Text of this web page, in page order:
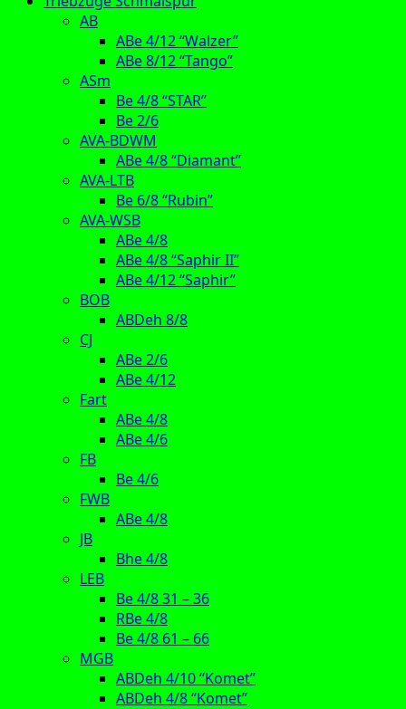
AB
ABe 4/12 “Walzer”
ABe 8/12 “Tango”
ASm
Be 4/8 “STAR”
Be 2/6
AVA-BDWM
ABe 4/8 “Diamant”
AVA-LTB
Be 6/8 “Rubin”
AVA-WSB
ABe 4/8
ABe 4/8 “Saphir II”
ABe 4/12 “Saphir”
BOB
ABDeh 8/8
CJ
ABe 2/6
ABe 4/12
Fart
ABe 4/8
ABe 4/6
FB
Be 4/6
FWB
ABe 4/8
JB
Bhe 4/8
LEB
Be 4/8 31 – 36
RBe 4/8
Be 4/8 61 – 66
MGB
ABDeh 4/10 “Komet”
ABDeh 4/8 “Komet”